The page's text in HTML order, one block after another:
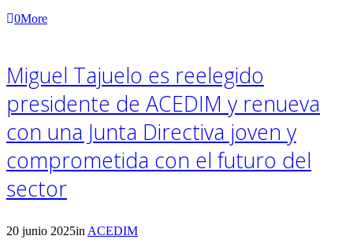
0More
Miguel Tajuelo es reelegido
presidente de ACEDIM y renueva
con una Junta Directiva joven y
comprometida con el futuro del
sector
20 junio 2025in ACEDIM